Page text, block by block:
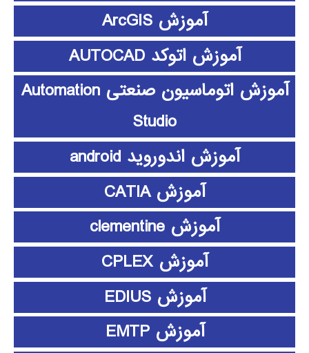
آموزش ArcGIS
آموزش اتوکد AUTOCAD
آموزش اتوماسیون صنعتی Automation
Studio
آموزش اندوروید android
آموزش CATIA
آموزش clementine
آموزش CPLEX
آموزش EDIUS
آموزش EMTP